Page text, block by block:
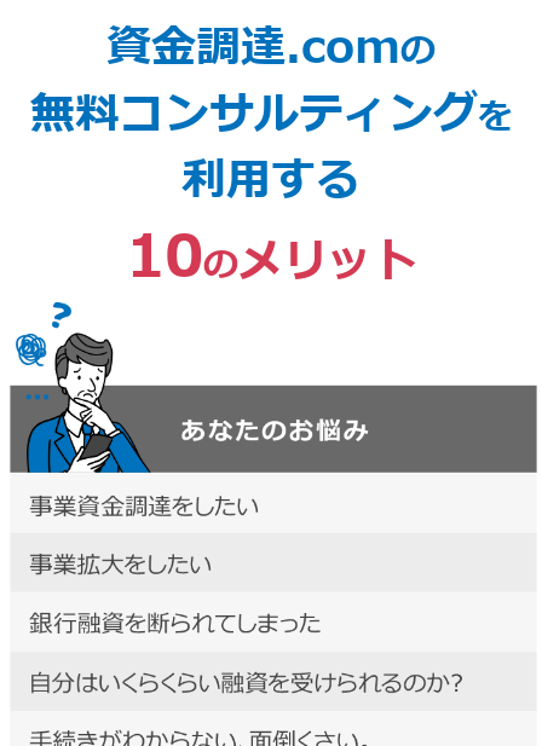
資金調達.comの
無料コンサルティングを
利用する
10のメリット